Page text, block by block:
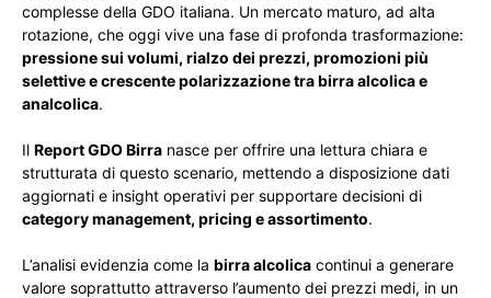
complesse della GDO italiana. Un mercato maturo, ad alta
rotazione, che oggi vive una fase di profonda trasformazione:
pressione sui volumi, rialzo dei prezzi, promozioni più
selettive e crescente polarizzazione tra birra alcolica e
analcolica.
Il Report GDO Birra nasce per offrire una lettura chiara e
strutturata di questo scenario, mettendo a disposizione dati
aggiornati e insight operativi per supportare decisioni di
category management, pricing e assortimento.
L’analisi evidenzia come la birra alcolica continui a generare
valore soprattutto attraverso l’aumento dei prezzi medi, in un